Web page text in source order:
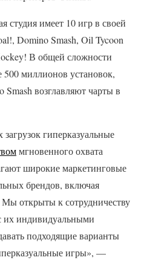
студия имеет 10 игр в своей
Domino Smash, Oil Tycoon
В общей сложности
миллионов установок,
возглавляют чарты в
гиперказуальные
мгновенного охвата
широкие маркетинговые
брендов, включая
открыты к сотрудничеству
их индивидуальными
подходящие варианты
игры», —